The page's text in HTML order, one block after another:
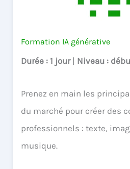
Formation IA générative
Durée : 1 jour | Niveau :
Prenez en main les
du marché pour créer des
professionnels : texte,
musique.